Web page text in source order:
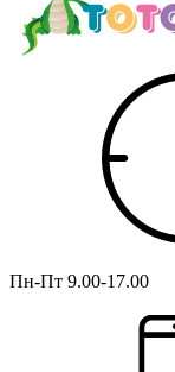
Пн-Пт 9.00-17.00